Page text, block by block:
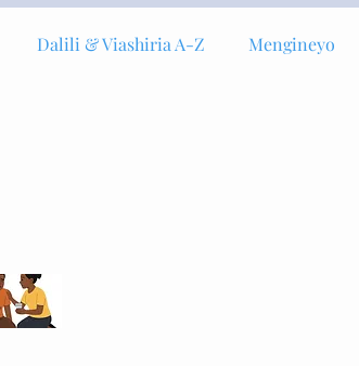
Dalili & Viashiria A-Z Mengineyo